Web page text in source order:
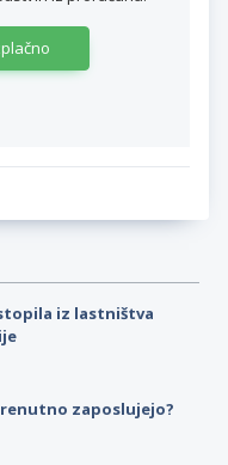
iz lastništva
zaposlujejo?